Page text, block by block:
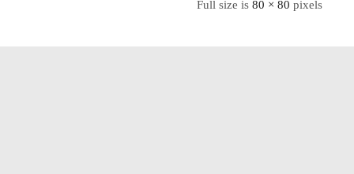
Full size is80 × 80 pixels